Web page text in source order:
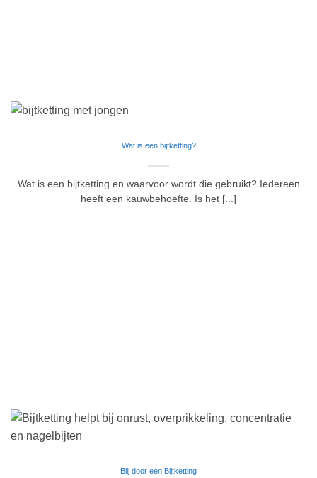
Wat is een bijtketting?
Wat is een bijtketting en waarvoor wordt die gebruikt? Iedereen
heeft een kauwbehoefte. Is het [...]
Blij door een Bijtketting